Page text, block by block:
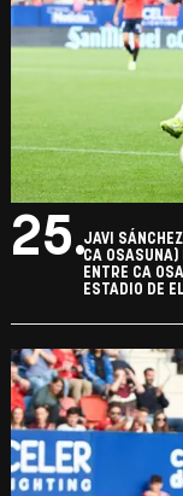
25.JAVI
CA OSASUNA)
ENTRE CA
ESTADIO DE